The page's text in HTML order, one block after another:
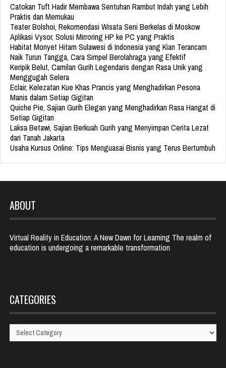
Catokan Tuft Hadir Membawa Sentuhan Rambut Indah yang Lebih
Praktis dan Memukau
Teater Bolshoi, Rekomendasi Wisata Seni Berkelas di Moskow
Aplikasi Vysor, Solusi Mirroring HP ke PC yang Praktis
Habitat Monyet Hitam Sulawesi di Indonesia yang Kian Terancam
Naik Turun Tangga, Cara Simpel Berolahraga yang Efektif
Keripik Belut, Camilan Gurih Legendaris dengan Rasa Unik yang
Menggugah Selera
Eclair, Kelezatan Kue Khas Prancis yang Menghadirkan Pesona
Manis dalam Setiap Gigitan
Quiche Pie, Sajian Gurih Elegan yang Menghadirkan Rasa Hangat di
Setiap Gigitan
Laksa Betawi, Sajian Berkuah Gurih yang Menyimpan Cerita Lezat
dari Tanah Jakarta
Usaha Kursus Online: Tips Menguasai Bisnis yang Terus Bertumbuh
ABOUT
Virtual Reality in Education: A New Dawn for Learning The realm of
education is undergoing a remarkable transformation
CATEGORIES
Categories